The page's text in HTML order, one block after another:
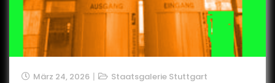
März 24, 2026 Staatsgalerie Stuttgart